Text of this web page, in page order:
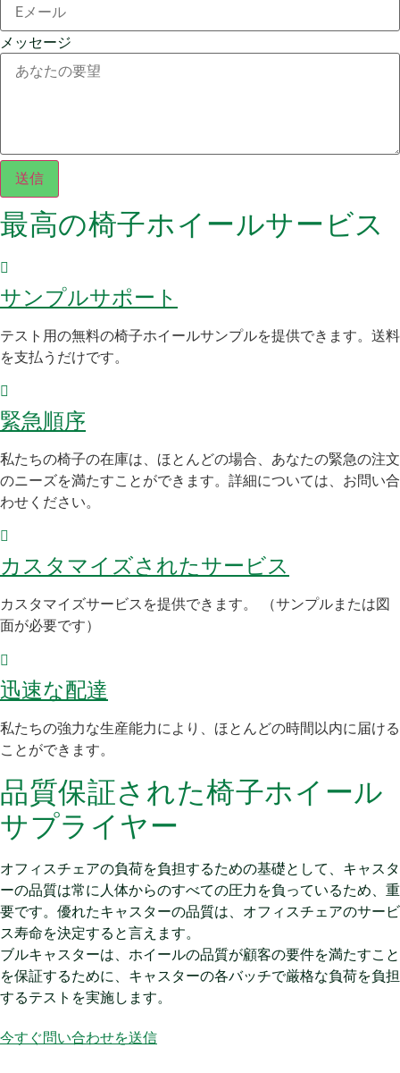
メッセージ
送信
最高の椅子ホイールサービス
サンプルサポート
テスト用の無料の椅子ホイールサンプルを提供できます。送料
を支払うだけです。
緊急順序
私たちの椅子の在庫は、ほとんどの場合、あなたの緊急の注文
のニーズを満たすことができます。詳細については、お問い合
わせください。
カスタマイズされたサービス
カスタマイズサービスを提供できます。 （サンプルまたは図
面が必要です）
迅速な配達
私たちの強力な生産能力により、ほとんどの時間以内に届ける
ことができます。
品質保証された椅子ホイール
サプライヤー
オフィスチェアの負荷を負担するための基礎として、キャスタ
ーの品質は常に人体からのすべての圧力を負っているため、重
要です。優れたキャスターの品質は、オフィスチェアのサービ
ス寿命を決定すると言えます。
ブルキャスターは、ホイールの品質が顧客の要件を満たすこと
を保証するために、キャスターの各バッチで厳格な負荷を負担
するテストを実施します。
今すぐ問い合わせを送信